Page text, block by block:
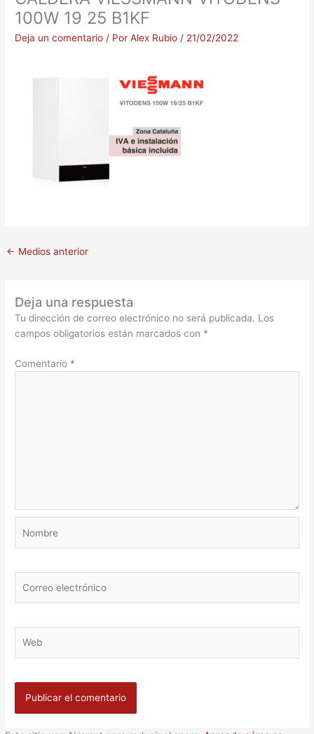
100W 19 25 B1KF
Deja un comentario / PorAlex Rubio / 21/02/2022
← Medios anterior
Deja una respuesta
Tu dirección de correo electrónico no será publicada. Los
campos obligatorios están marcados con *
Comentario *
electrónico